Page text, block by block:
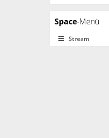
Space-Menü
Stream